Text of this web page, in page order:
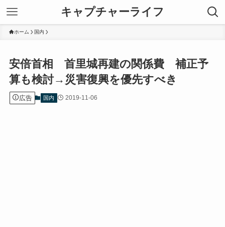
キャプチャーライフ
ホーム 国内
安倍首相 首里城再建の関係費 補正予
算も検討→災害復興を優先すべき
広告 国内 2019-11-06